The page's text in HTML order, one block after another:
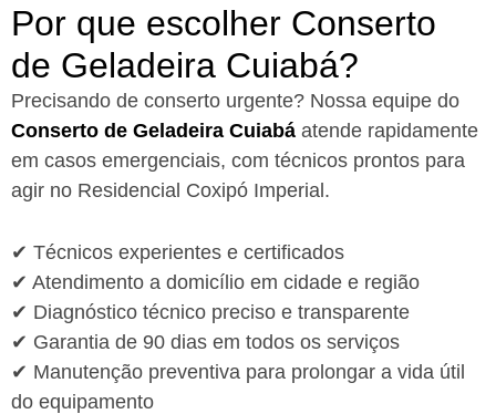
Por que escolher Conserto
de Geladeira Cuiabá?​
Precisando de conserto urgente? Nossa equipe do
Conserto de Geladeira Cuiabá atende rapidamente
em casos emergenciais, com técnicos prontos para
agir no Residencial Coxipó Imperial.
✔ Técnicos experientes e certificados
✔ Atendimento a domicílio em cidade e região
✔ Diagnóstico técnico preciso e transparente
✔ Garantia de 90 dias em todos os serviços
✔ Manutenção preventiva para prolongar a vida útil
do equipamento